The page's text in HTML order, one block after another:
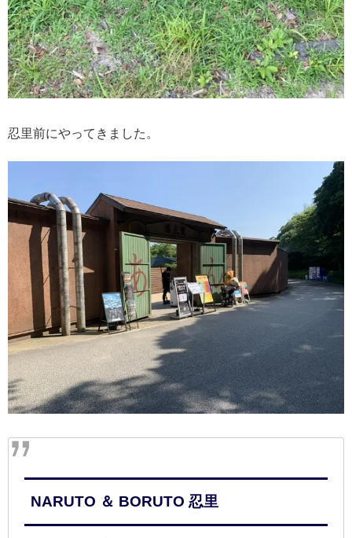
忍里前にやってきました。
NARUTO ＆ BORUTO 忍里